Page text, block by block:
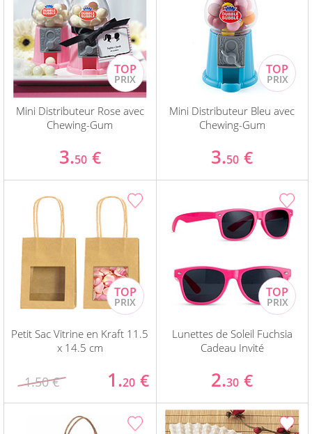
Mini Distributeur Rose avec
Chewing-Gum
3.50 €
Mini Distributeur Bleu avec
Chewing-Gum
3.50 €
Petit Sac Vitrine en Kraft 11.5
x 14.5 cm
1.50 € 1.20 €
Lunettes de Soleil Fuchsia
Cadeau Invité
2.30 €